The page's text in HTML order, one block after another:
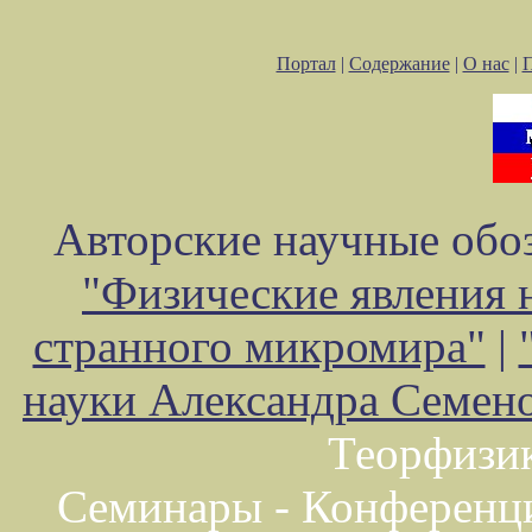
Портал| Содержание| О нас|
Авторские научные
"Физические явления
странного микромира" |
науки Александра
Семинары -